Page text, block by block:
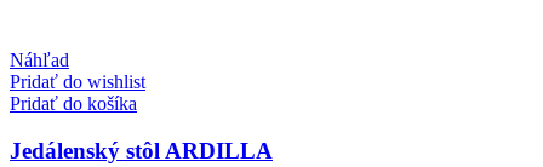
Náhľad
Pridať do wishlist
Pridať do košíka
Jedálenský stôl ARDILLA